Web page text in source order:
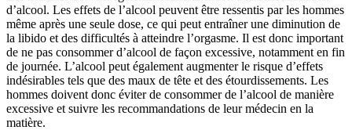
d’alcool. Les effets de l’alcool peuvent être ressentis par les hommes
même après une seule dose, ce qui peut entraîner une diminution de
la libido et des difficultés à atteindre l’orgasme. Il est donc important
de ne pas consommer d’alcool de façon excessive, notamment en fin
de journée. L’alcool peut également augmenter le risque d’effets
indésirables tels que des maux de tête et des étourdissements. Les
hommes doivent donc éviter de consommer de l’alcool de manière
excessive et suivre les recommandations de leur médecin en la
matière.